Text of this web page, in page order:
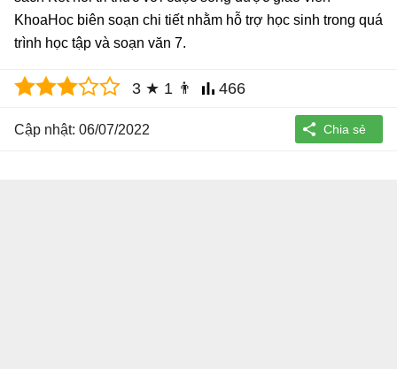
KhoaHoc biên soạn chi tiết nhằm hỗ trợ học sinh trong quá
trình học tập và soạn văn 7.
3 ★ 1 👨 466
Cập nhật: 06/07/2022